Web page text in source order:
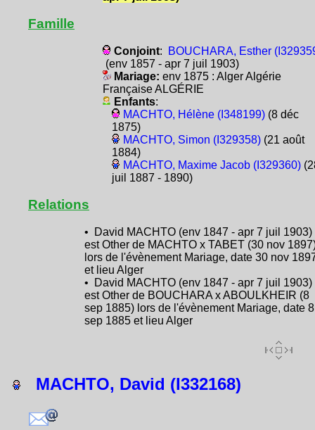
Famille
Conjoint:
BOUCHARA, Esther
(env 1857 - apr 7 juil 1903)
Mariage: env 1875 : Alger Algérie
Française ALGÉRIE
Enfants:
MACHTO, Hélène (I348199)(8 déc
1875)
MACHTO, Simon (I329358)(21 août
1884)
MACHTO, Maxime Jacob (I329360)
juil 1887 - 1890)
Relations
• David MACHTO (env 1847 - apr 7 juil 1903)
est Other de MACHTO x TABET (30 nov
lors de l'évènement Mariage, date 30 nov
et lieu Alger
• David MACHTO (env 1847 - apr 7 juil 1903)
est Other de BOUCHARA x ABOULKHEIR (8
sep 1885) lors de l'évènement Mariage, date 8
sep 1885 et lieu Alger
MACHTO, David (I332168)